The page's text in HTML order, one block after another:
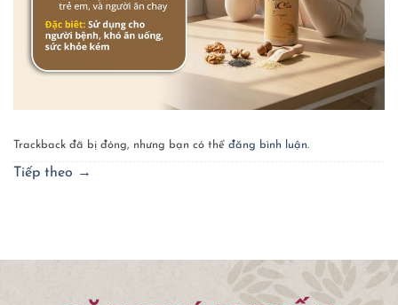
Trackback đã bị đóng, nhưng bạn có thể đăng bình luận.
Tiếp theo →